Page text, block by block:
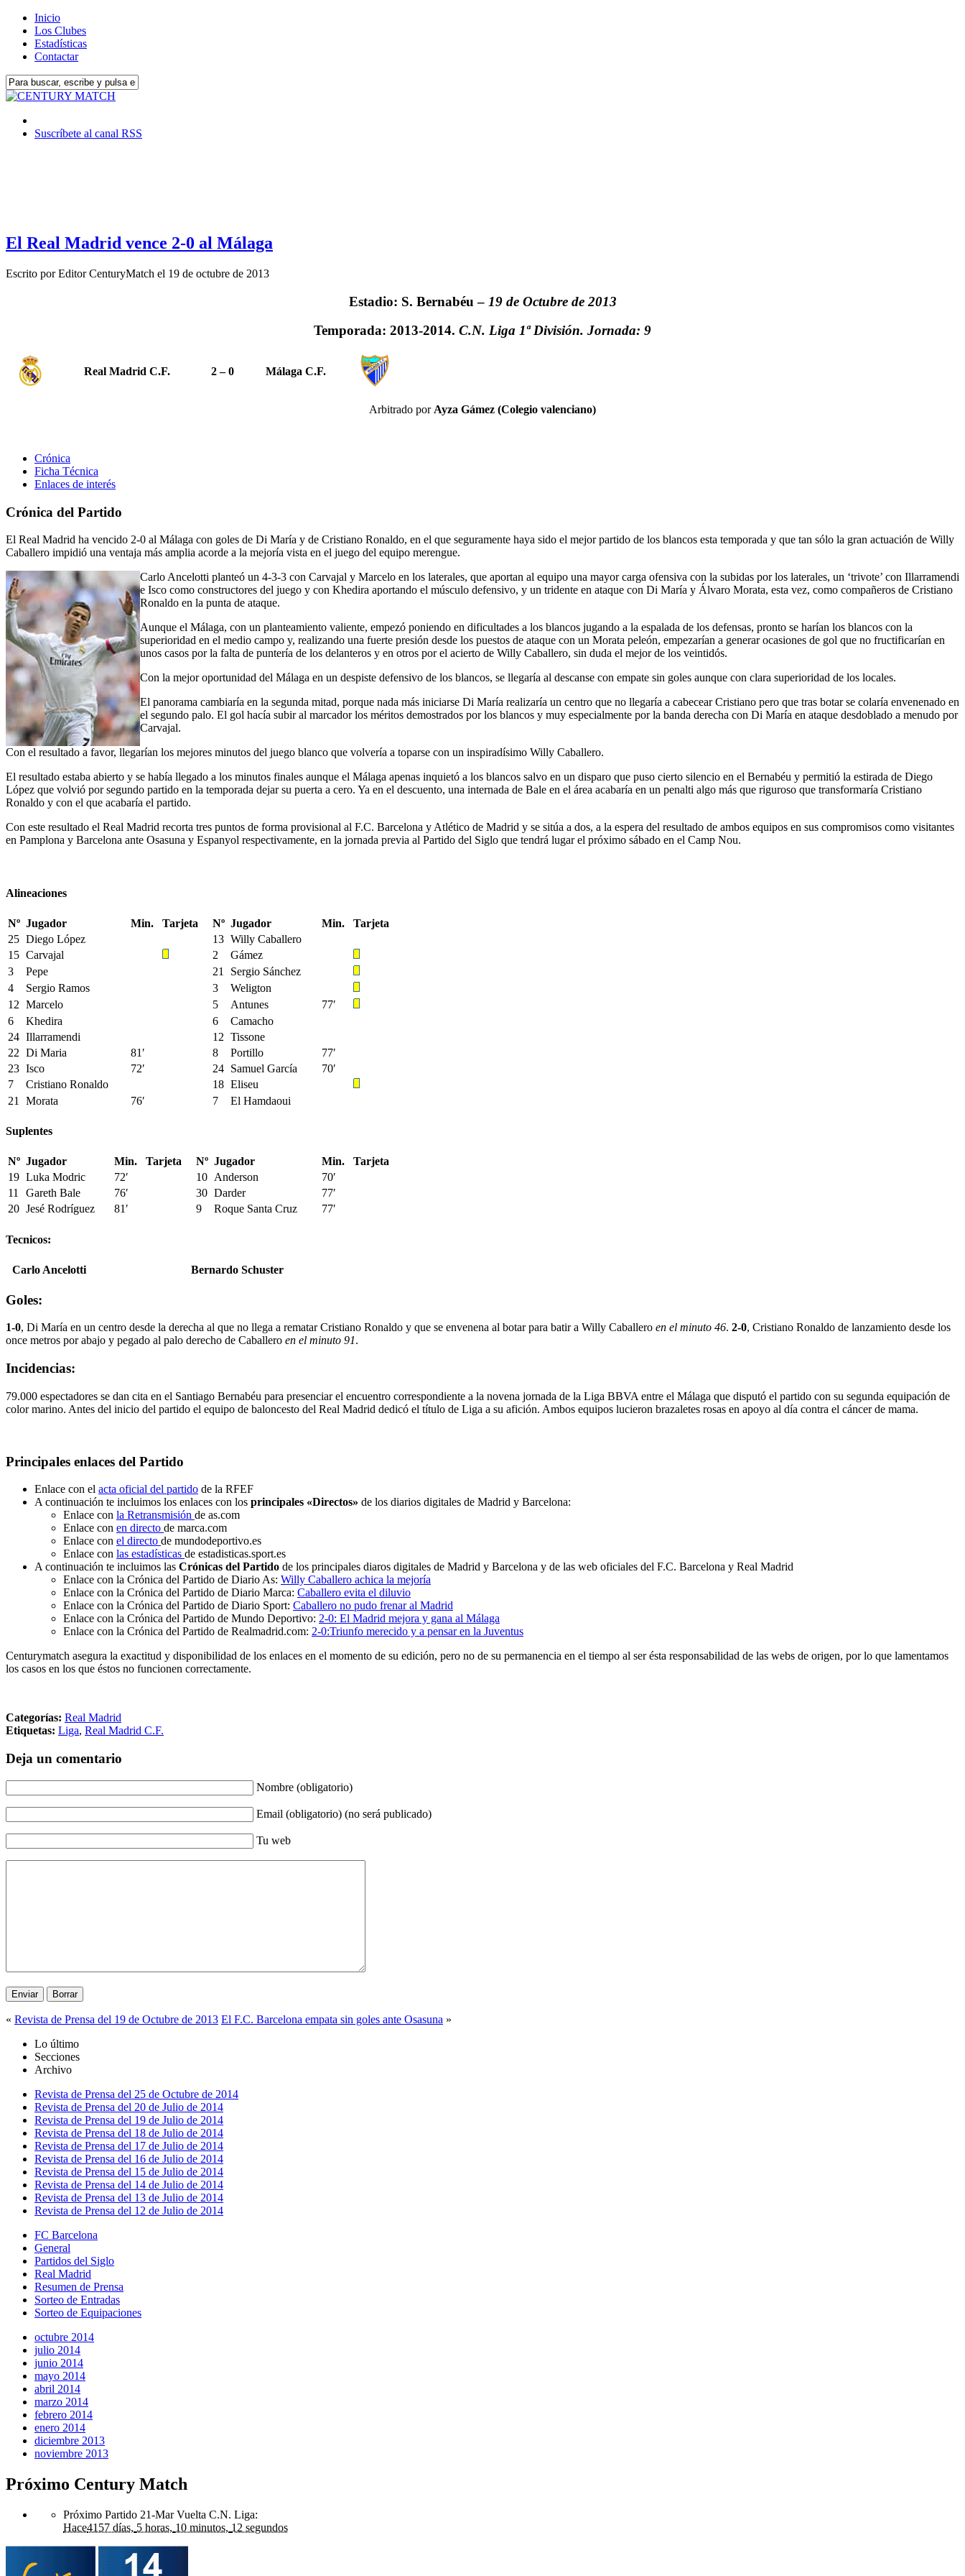
Inicio
Los Clubes
Estadísticas
Contactar
Suscríbete al canal RSS
El Real Madrid vence 2-0 al Málaga
Escrito porEditor CenturyMatch el 19 de octubre de 2013
Estadio: S. Bernabéu – 19 de Octubre de 2013
Temporada: 2013-2014. C.N. Liga 1ª División. Jornada: 9
Real Madrid C.F. 2 – 0 Málaga C.F.
Arbitrado por Ayza Gámez (Colegio valenciano)
Crónica
Ficha Técnica
Enlaces de interés
Crónica del Partido
El Real Madrid ha vencido 2-0 al Málaga con goles de Di María y de Cristiano Ronaldo, en el que seguramente haya sido el mejor partido de los blancos esta temporada y que tan sólo la gran actuación de Willy
Caballero impidió una ventaja más amplia acorde a la mejoría vista en el juego del equipo merengue.
Carlo Ancelotti planteó un 4-3-3 con Carvajal y Marcelo en los laterales, que aportan al equipo una mayor carga ofensiva con la subidas por los laterales, un ‘trivote’ con Illarramendi
e Isco como constructores del juego y con Khedira aportando el músculo defensivo, y un tridente en ataque con Di María y Álvaro Morata, esta vez, como compañeros de Cristiano
Ronaldo en la punta de ataque.
Aunque el Málaga, con un planteamiento valiente, empezó poniendo en dificultades a los blancos jugando a la espalada de los defensas, pronto se harían los blancos con la
superioridad en el medio campo y, realizando una fuerte presión desde los puestos de ataque con un Morata peleón, empezarían a generar ocasiones de gol que no fructificarían en
unos casos por la falta de puntería de los delanteros y en otros por el acierto de Willy Caballero, sin duda el mejor de los veintidós.
Con la mejor oportunidad del Málaga en un despiste defensivo de los blancos, se llegaría al descanse con empate sin goles aunque con clara superioridad de los locales.
El panorama cambiaría en la segunda mitad, porque nada más iniciarse Di María realizaría un centro que no llegaría a cabecear Cristiano pero que tras botar se colaría envenenado en
el segundo palo. El gol hacía subir al marcador los méritos demostrados por los blancos y muy especialmente por la banda derecha con Di María en ataque desdoblado a menudo por
Carvajal.
Con el resultado a favor, llegarían los mejores minutos del juego blanco que volvería a toparse con un inspiradísimo Willy Caballero.
El resultado estaba abierto y se había llegado a los minutos finales aunque el Málaga apenas inquietó a los blancos salvo en un disparo que puso cierto silencio en el Bernabéu y permitió la estirada de Diego
López que volvió por segundo partido en la temporada dejar su puerta a cero. Ya en el descuento, una internada de Bale en el área acabaría en un penalti algo más que riguroso que transformaría Cristiano
Ronaldo y con el que acabaría el partido.
Con este resultado el Real Madrid recorta tres puntos de forma provisional al F.C. Barcelona y Atlético de Madrid y se sitúa a dos, a la espera del resultado de ambos equipos en sus compromisos como visitantes
en Pamplona y Barcelona ante Osasuna y Espanyol respectivamente, en la jornada previa al Partido del Siglo que tendrá lugar el próximo sábado en el Camp Nou.
Alineaciones
Nº Jugador Min. Tarjeta Nº Jugador Min.
Tarjeta
25 Diego López 13 Willy Caballero
15 Carvajal 2
Gámez
3
Pepe 21
Sergio Sánchez
4
Sergio Ramos 3
Weligton
12 Marcelo 5 Antunes
77′
6
Khedira 6
Camacho
24 Illarramendi 12 Tissone
22 Di Maria 81′ 8 Portillo
77′
23 Isco 72′ 24 Samuel García
70′
7
Cristiano Ronaldo 18 Eliseu
21
Morata 76′ 7 El Hamdaoui
Suplentes
Nº Jugador Min. Tarjeta Nº Jugador Min.
Tarjeta
19 Luka Modric 72′ 10 Anderson
70′
11
Gareth Bale 76′ 30 Darder
77′
20 Jesé Rodríguez 81′ 9 Roque Santa Cruz 77′
Tecnicos:
Carlo Ancelotti Bernardo Schuster
Goles:
1-0, Di María en un centro desde la derecha al que no llega a rematar Cristiano Ronaldo y que se envenena al botar para batir a Willy Caballero en el minuto 46. 2-0, Cristiano Ronaldo de lanzamiento desde los
once metros por abajo y pegado al palo derecho de Caballero en el minuto 91.
Incidencias:
79.000 espectadores se dan cita en el Santiago Bernabéu para presenciar el encuentro correspondiente a la novena jornada de la Liga BBVA entre el Málaga que disputó el partido con su segunda equipación de
color marino. Antes del inicio del partido el equipo de baloncesto del Real Madrid dedicó el título de Liga a su afición. Ambos equipos lucieron brazaletes rosas en apoyo al día contra el cáncer de mama.
Principales enlaces del Partido
Enlace con el acta oficial del partido de la RFEF
A continuación te incluimos los enlaces con los principales «Directos» de los diarios digitales de Madrid y Barcelona:
Enlace con la Retransmisión de as.com
Enlace con en directo de marca.com
Enlace con el directo de mundodeportivo.es
Enlace con las estadísticas de estadisticas.sport.es
A continuación te incluimos las Crónicas del Partido de los principales diaros digitales de Madrid y Barcelona y de las web oficiales del F.C. Barcelona y Real Madrid
Enlace con la Crónica del Partido de Diario As: Willy Caballero achica la mejoría
Enlace con la Crónica del Partido de Diario Marca: Caballero evita el diluvio
Enlace con la Crónica del Partido de Diario Sport: Caballero no pudo frenar al Madrid
Enlace con la Crónica del Partido de Mundo Deportivo: 2-0: El Madrid mejora y gana al Málaga
Enlace con la Crónica del Partido de Realmadrid.com: 2-0:Triunfo merecido y a pensar en la Juventus
Centurymatch asegura la exactitud y disponibilidad de los enlaces en el momento de su edición, pero no de su permanencia en el tiempo al ser ésta responsabilidad de las webs de origen, por lo que lamentamos
los casos en los que éstos no funcionen correctamente.
Categorías: Real Madrid
Etiquetas: Liga, Real Madrid C.F.
Deja un comentario
Nombre (obligatorio)
Email (obligatorio) (no será publicado)
Tu web
« Revista de Prensa del 19 de Octubre de 2013 El F.C. Barcelona empata sin goles ante Osasuna »
Lo último
Secciones
Archivo
Revista de Prensa del 25 de Octubre de 2014
Revista de Prensa del 20 de Julio de 2014
Revista de Prensa del 19 de Julio de 2014
Revista de Prensa del 18 de Julio de 2014
Revista de Prensa del 17 de Julio de 2014
Revista de Prensa del 16 de Julio de 2014
Revista de Prensa del 15 de Julio de 2014
Revista de Prensa del 14 de Julio de 2014
Revista de Prensa del 13 de Julio de 2014
Revista de Prensa del 12 de Julio de 2014
FC Barcelona
General
Partidos del Siglo
Real Madrid
Resumen de Prensa
Sorteo de Entradas
Sorteo de Equipaciones
octubre 2014
julio 2014
junio 2014
mayo 2014
abril 2014
marzo 2014
febrero 2014
enero 2014
diciembre 2013
noviembre 2013
Próximo Century Match
Próximo Partido 21-Mar Vuelta C.N. Liga:
Hace4157 días, 5 horas, 10 minutos, 12 segundos